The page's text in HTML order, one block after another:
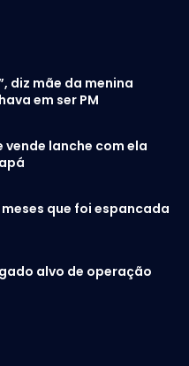
meio da Lei Paulo
pela Secretaria de
AP).
diz mãe da menina
em ser PM
vende lanche com ela
meses que foi espancada
alvo de operação